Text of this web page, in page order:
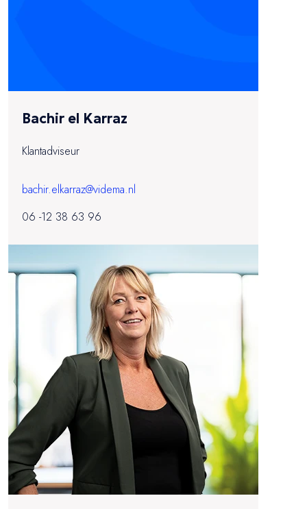
Bachir el Karraz
Klantadviseur
bachir.elkarraz@videma.nl
06 -12 38 63 96